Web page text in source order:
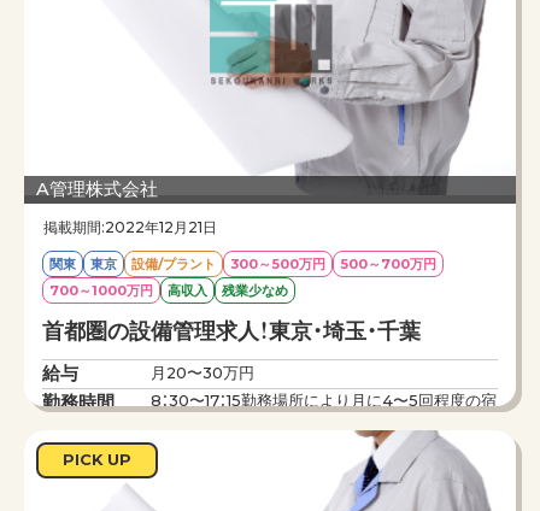
・安全管理／現場の作業員の安全を守るために設
備・機材の点検や環境整備を行います。
・原価管理／決められた予算内で工事が行えるよ
う管理します。
◎扱う案件は南海グループだけではなく官公庁や
主な工事はマンションが多く高層マンションの
施工や、公共施設、 オフィスビル、
駅舎、商業施設、学校、鉄道、駅舎などさまざまな
案件を担当しています。
◎1つの現場を2名～6名でチームを組んで担当し
ます。
工期は1年～1年半程度(案件による)
雇用形態 正社員
A管理株式会社
掲載期間:2022年12月21日
関東 東京 設備/プラント 300～500万円
500～700万円
700～1000万円
高収入 残業少なめ
首都圏の設備管理求人！東京・埼玉・千葉
給与 月20〜30万円
勤務時間
8：30〜17：15勤務場所により月に4〜5回程度の宿
仕事内容
設備管理経験者
※6か月以上経験あれば応募歓迎
オフィスビル、マンション、病院、倉庫等の設備管
PICK UP